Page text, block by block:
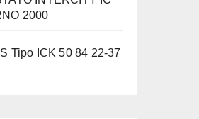
2000
Tipo ICK 50 84 22-37